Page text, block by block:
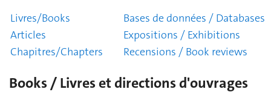
Livres/Books
Bases de données / Databases
Articles
Expositions / Exhibitions
Chapitres/Chapters
Recensions / Book reviews
Books / Livres et directions d'ouvrages